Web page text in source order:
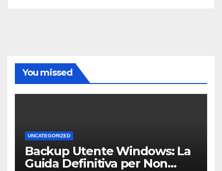
You missed
UNCATEGORIZED
Backup Utente Windows: La
Guida Definitiva per Non